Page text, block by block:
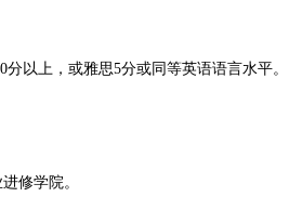
以上，或雅思5分或同等英语语言水平。
修学院。